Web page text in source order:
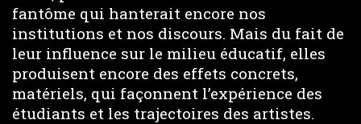
fantôme qui hanterait encore nos
institutions et nos discours. Mais du fait de
leur influence sur le milieu éducatif, elles
produisent encore des effets concrets,
matériels, qui façonnent l’expérience des
étudiants et les trajectoires des artistes.